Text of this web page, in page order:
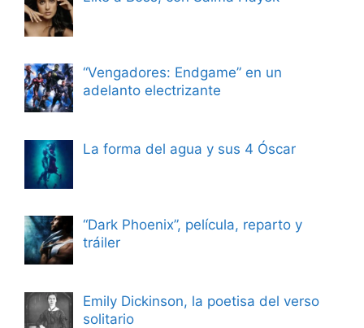
“Vengadores: Endgame” en un
adelanto electrizante
La forma del agua y sus 4 Óscar
“Dark Phoenix”, película, reparto y
tráiler
Emily Dickinson, la poetisa del verso
solitario